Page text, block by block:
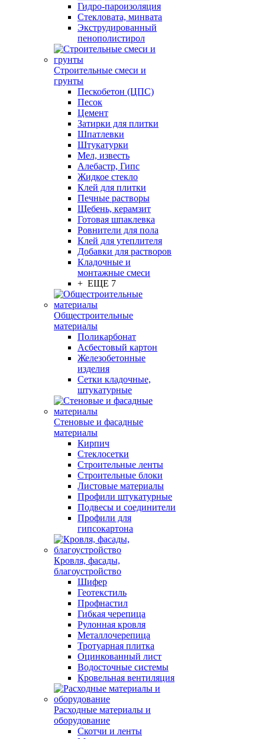
Гидро-пароизоляция
Стекловата, минвата
Экструдированный
пенополистирол
Строительные смеси и
грунты
Пескобетон (ЦПС)
Песок
Цемент
Затирки для плитки
Шпатлевки
Штукатурки
Мел, известь
Алебастр, Гипс
Жидкое стекло
Клей для плитки
Печные растворы
Щебень, керамзит
Готовая шпаклевка
Ровнители для пола
Клей для утеплителя
Добавки для растворов
Кладочные и
монтажные смеси
+ ЕЩЕ 7
Общестроительные
материалы
Поликарбонат
Асбестовый картон
Железобетонные
изделия
Сетки кладочные,
штукатурные
Стеновые и фасадные
материалы
Кирпич
Стеклосетки
Строительные ленты
Строительные блоки
Листовые материалы
Профили штукатурные
Подвесы и соединители
Профили для
гипсокартона
Кровля, фасады,
благоустройство
Шифер
Геотекстиль
Профнастил
Гибкая черепица
Рулонная кровля
Металлочерепица
Тротуарная плитка
Оцинкованный лист
Водосточные системы
Кровельная вентиляция
Расходные материалы и
оборудование
Скотчи и ленты